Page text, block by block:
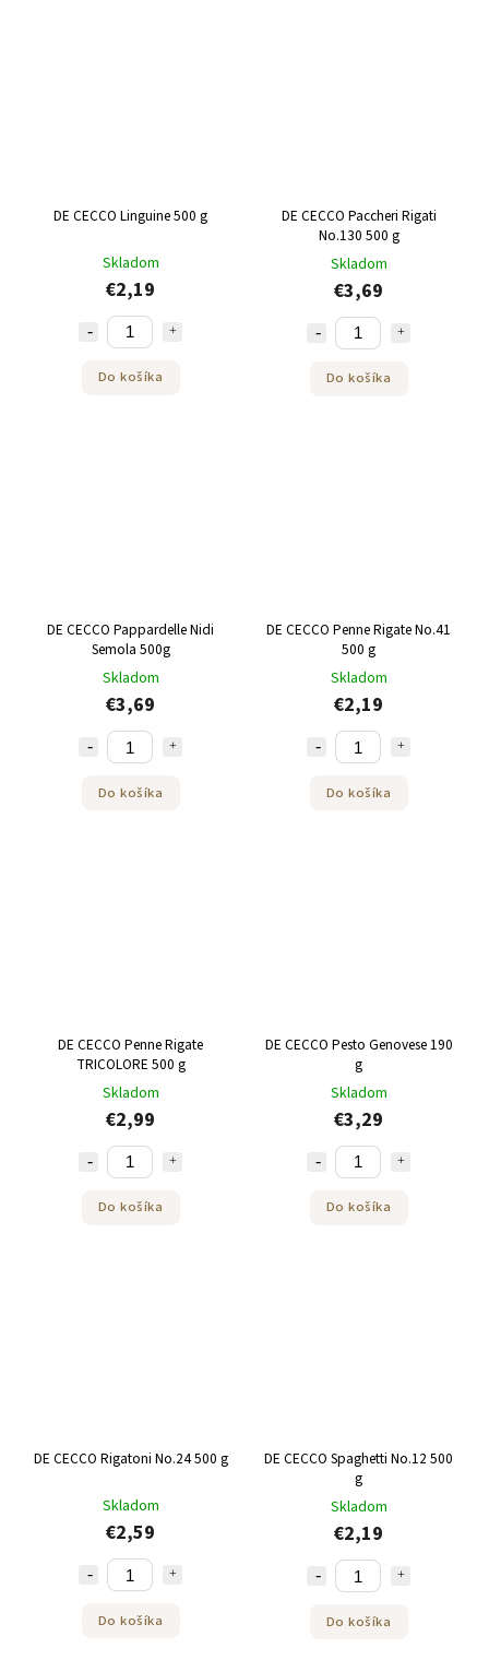
DE CECCO Linguine 500 g
Skladom
€2,19
Do košíka
DE CECCO Paccheri Rigati
No.130 500 g
Skladom
€3,69
Do košíka
DE CECCO Pappardelle Nidi
Semola 500g
Skladom
€3,69
Do košíka
DE CECCO Penne Rigate No.41
500 g
Skladom
€2,19
Do košíka
DE CECCO Penne Rigate
TRICOLORE 500 g
Skladom
€2,99
Do košíka
DE CECCO Pesto Genovese 190
g
Skladom
€3,29
Do košíka
DE CECCO Rigatoni No.24 500 g
Skladom
€2,59
Do košíka
DE CECCO Spaghetti No.12 500
g
Skladom
€2,19
Do košíka